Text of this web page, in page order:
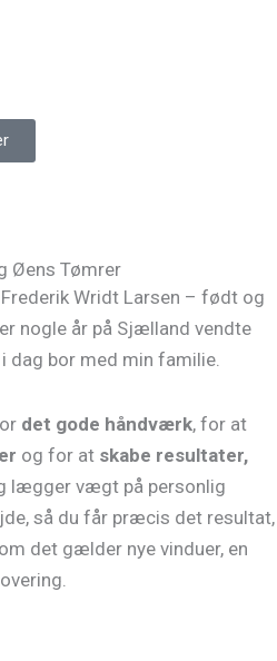
Øens Tømrer
Wridt Larsen – født og
nogle år på Sjælland vendte
dag bor med min familie.
det gode håndværk, for at
og for at skabe resultater,
lægger vægt på personlig
så du får præcis det resultat,
det gælder nye vinduer, en